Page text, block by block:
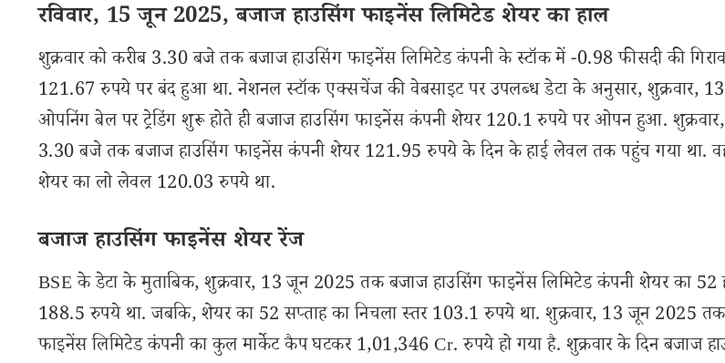
रविवार, 15 जून 2025, बजाज हाउसिंग फाइनेंस लिमिटेड शेयर का हाल
शुक्रवार को करीब 3.30 बजे तक बजाज हाउसिंग फाइनेंस लिमिटेड कंपनी के स्टॉक में -0.98 फीसदी की
121.67 रुपये पर बंद हुआ था. नेशनल स्टॉक एक्सचेंज की वेबसाइट पर उपलब्ध डेटा के अनुसार, शुक्रवार,
ओपनिंग बेल पर ट्रेडिंग शुरू होते ही बजाज हाउसिंग फाइनेंस कंपनी शेयर 120.1 रुपये पर ओपन हुआ.
3.30 बजे तक बजाज हाउसिंग फाइनेंस कंपनी शेयर 121.95 रुपये के दिन के हाई लेवल तक पहुंच गया था.
शेयर का लो लेवल 120.03 रुपये था.
बजाज हाउसिंग फाइनेंस शेयर रेंज
BSE के डेटा के मुताबिक, शुक्रवार, 13 जून 2025 तक बजाज हाउसिंग फाइनेंस लिमिटेड कंपनी शेयर का
188.5 रुपये था. जबकि, शेयर का 52 सप्ताह का निचला स्तर 103.1 रुपये था. शुक्रवार, 13 जून 2025
फाइनेंस लिमिटेड कंपनी का कुल मार्केट कैप घटकर 1,01,346 Cr. रुपये हो गया है. शुक्रवार के दिन बजाज